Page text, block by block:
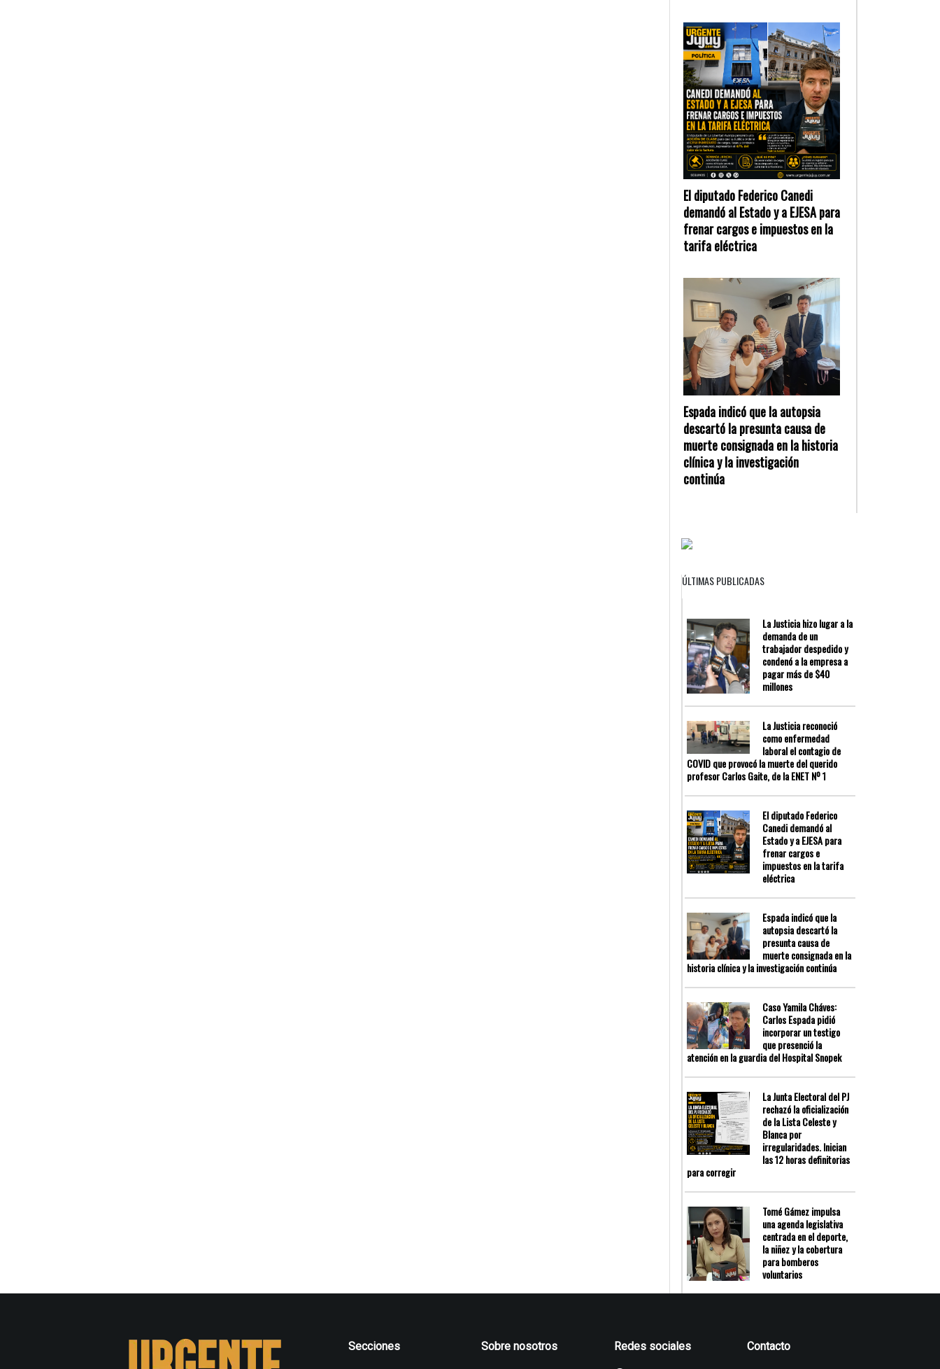
El diputado Federico Canedi
demandó al Estado y a EJESA para
frenar cargos e impuestos en la
tarifa eléctrica
Espada indicó que la autopsia
descartó la presunta causa de
muerte consignada en la historia
clínica y la investigación
continúa
ÚLTIMAS PUBLICADAS
La Justicia hizo lugar a la
demanda de un
trabajador despedido y
condenó a la empresa a
pagar más de $40
millones
La Justicia reconoció
como enfermedad
laboral el contagio de
COVID que provocó la muerte del querido
profesor Carlos Gaite, de la ENET Nº 1
El diputado Federico
Canedi demandó al
Estado y a EJESA para
frenar cargos e
impuestos en la tarifa
eléctrica
Espada indicó que la
autopsia descartó la
presunta causa de
muerte consignada en la
historia clínica y la investigación continúa
Caso Yamila Cháves:
Carlos Espada pidió
incorporar un testigo
que presenció la
atención en la guardia del Hospital Snopek
La Junta Electoral del PJ
rechazó la oficialización
de la Lista Celeste y
Blanca por
irregularidades. Inician
las 12 horas definitorias
para corregir
Tomé Gámez impulsa
una agenda legislativa
centrada en el deporte,
la niñez y la cobertura
para bomberos
voluntarios
Secciones Sobre nosotros Redes sociales Contacto